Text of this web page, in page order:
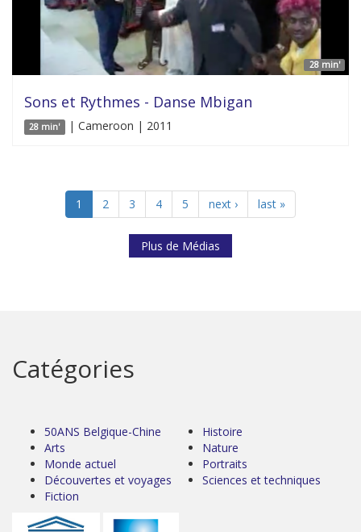
28 min'
Sons et Rythmes - Danse Mbigan
28 min' | Cameroon | 2011
1 2 3 4 5 next › last »
Plus de Médias
Catégories
50ANS Belgique-Chine
Arts
Monde actuel
Découvertes et voyages
Fiction
Histoire
Nature
Portraits
Sciences et techniques